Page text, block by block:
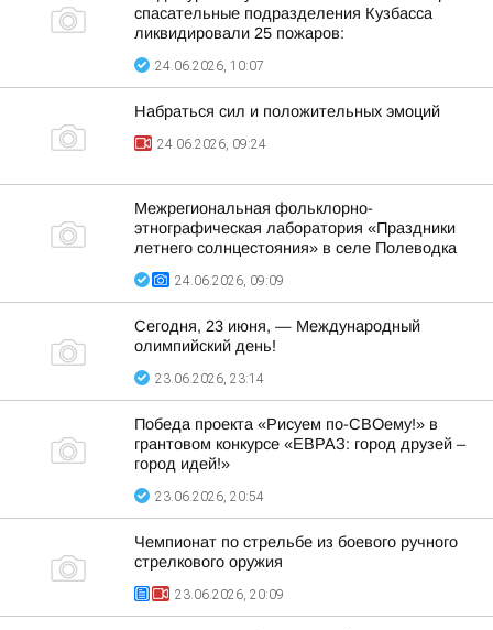
спасательные подразделения Кузбасса
ликвидировали 25 пожаров:
24.06.2026, 10:07
Набраться сил и положительных эмоций
24.06.2026, 09:24
Межрегиональная фольклорно-
этнографическая лаборатория «Праздники
летнего солнцестояния» в селе Полеводка
24.06.2026, 09:09
Сегодня, 23 июня, — Международный
олимпийский день!
23.06.2026, 23:14
Победа проекта «Рисуем по-СВОему!» в
грантовом конкурсе «ЕВРАЗ: город друзей –
город идей!»
23.06.2026, 20:54
Чемпионат по стрельбе из боевого ручного
стрелкового оружия
23.06.2026, 20:09